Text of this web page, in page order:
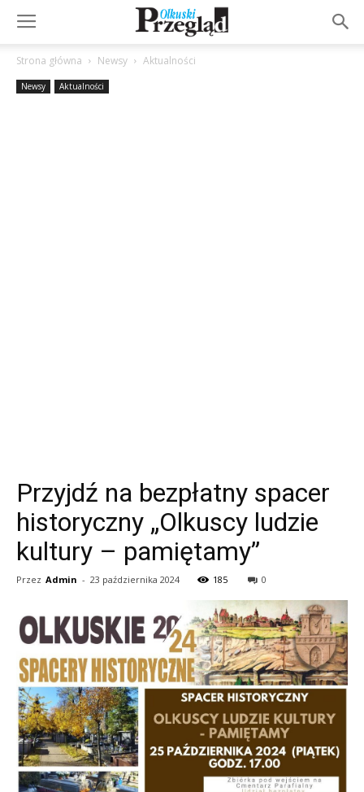
Strona główna Newsy Aktualności
Newsy Aktualności
Przyjdź na bezpłatny spacer
historyczny „Olkuscy ludzie
kultury – pamiętamy”
Przez Admin - 23 października 2024 185 0